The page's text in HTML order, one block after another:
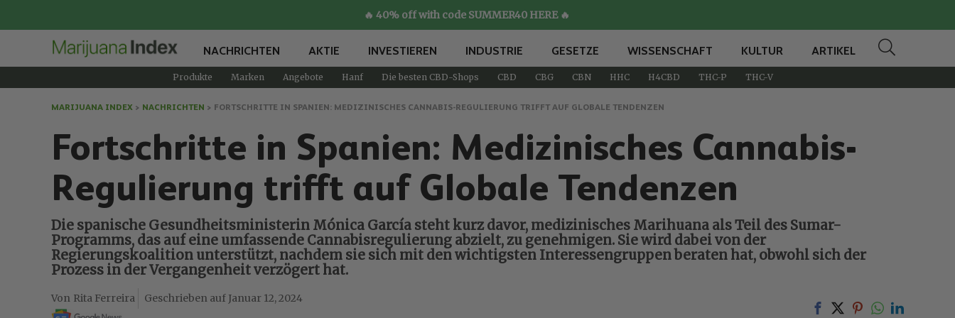
🔥 40% off with code SUMMER40 HERE 🔥
NACHRICHTEN AKTIE INVESTIEREN INDUSTRIE GESETZE WISSENSCHAFT KULTUR ARTIKEL
Produkte Marken Angebote Hanf Die besten CBD-Shops CBD CBG CBN HHC H4CBD THC-P THC-V
MARIJUANA INDEX > NACHRICHTEN > FORTSCHRITTE IN SPANIEN: MEDIZINISCHES CANNABIS-REGULIERUNG TRIFFT AUF GLOBALE TENDENZEN
Fortschritte in Spanien: Medizinisches Cannabis-
Regulierung trifft auf Globale Tendenzen
Die spanische Gesundheitsministerin Mónica García steht kurz davor, medizinisches Marihuana als Teil des Sumar-
Programms, das auf eine umfassende Cannabisregulierung abzielt, zu genehmigen. Sie wird dabei von der
Regierungskoalition unterstützt, nachdem sie sich mit den wichtigsten Interessengruppen beraten hat, obwohl sich der
Prozess in der Vergangenheit verzögert hat.
Rita Ferreira Januar 12, 2024